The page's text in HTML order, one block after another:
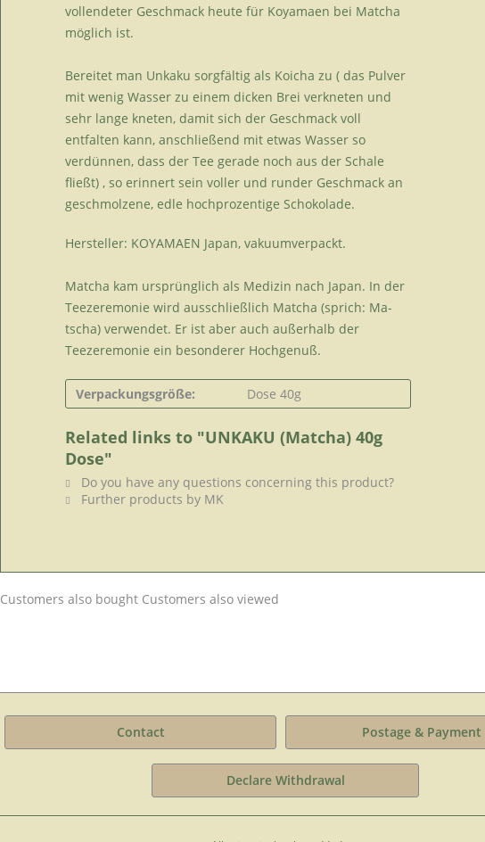
vollendeter Geschmack heute für Koyamaen bei Matcha
möglich ist.
Bereitet man Unkaku sorgfältig als Koicha zu ( das Pulver
mit wenig Wasser zu einem dicken Brei verkneten und
sehr lange kneten, damit sich der Geschmack voll
entfalten kann, anschließend mit etwas Wasser so
verdünnen, dass der Tee gerade noch aus der Schale
fließt) , so erinnert sein voller und runder Geschmack an
geschmolzene, edle hochprozentige Schokolade.
Hersteller: KOYAMAEN Japan, vakuumverpackt.
Matcha kam ursprünglich als Medizin nach Japan. In der
Teezeremonie wird ausschließlich Matcha (sprich: Ma-
tscha) verwendet. Er ist aber auch außerhalb der
Teezeremonie ein besonderer Hochgenuß.
Verpackungsgröße: Dose 40g
Related links to "UNKAKU (Matcha) 40g
Dose"
Do you have any questions concerning this product?
Further products by MK
Customers also bought Customers also viewed
Contact Postage & Payment
Declare Withdrawal